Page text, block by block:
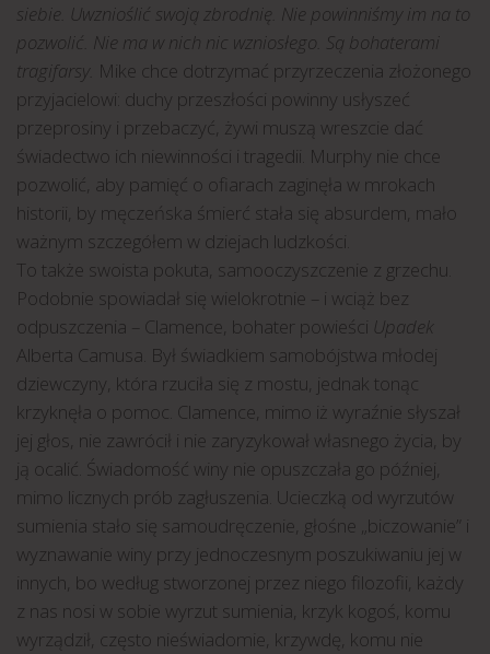
siebie. Uwznioślić swoją zbrodnię. Nie powinniśmy im na to
pozwolić. Nie ma w nich nic wzniosłego. Są bohaterami
tragifarsy. Mike chce dotrzymać przyrzeczenia złożonego
przyjacielowi: duchy przeszłości powinny usłyszeć
przeprosiny i przebaczyć, żywi muszą wreszcie dać
świadectwo ich niewinności i tragedii. Murphy nie chce
pozwolić, aby pamięć o ofiarach zaginęła w mrokach
historii, by męczeńska śmierć stała się absurdem, mało
ważnym szczegółem w dziejach ludzkości.
To także swoista pokuta, samooczyszczenie z grzechu.
Podobnie spowiadał się wielokrotnie – i wciąż bez
odpuszczenia – Clamence, bohater powieści Upadek
Alberta Camusa. Był świadkiem samobójstwa młodej
dziewczyny, która rzuciła się z mostu, jednak tonąc
krzyknęła o pomoc. Clamence, mimo iż wyraźnie słyszał
jej głos, nie zawrócił i nie zaryzykował własnego życia, by
ją ocalić. Świadomość winy nie opuszczała go później,
mimo licznych prób zagłuszenia. Ucieczką od wyrzutów
sumienia stało się samoudręczenie, głośne „biczowanie” i
wyznawanie winy przy jednoczesnym poszukiwaniu jej w
innych, bo według stworzonej przez niego filozofii, każdy
z nas nosi w sobie wyrzut sumienia, krzyk kogoś, komu
wyrządził, często nieświadomie, krzywdę, komu nie